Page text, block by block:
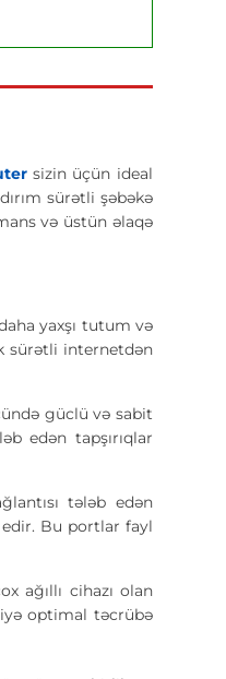
sizin üçün ideal
sürətli şəbəkə
və üstün əlaqə
yaxşı tutum və
sürətli internetdən
güclü və sabit
edən tapşırıqlar
tələb edən
edir. Bu portlar fayl
ağıllı cihazı olan
optimal təcrübə